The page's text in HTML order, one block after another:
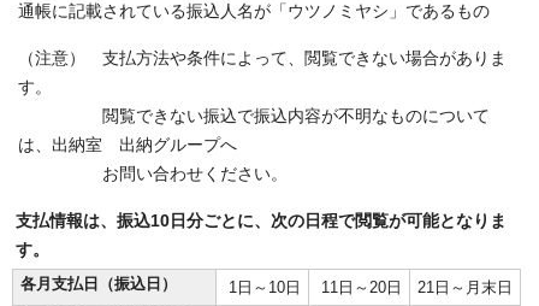
通帳に記載されている振込人名が「ウツノミヤシ」であるもの
（注意） 支払方法や条件によって、閲覧できない場合がありま
す。
閲覧できない振込で振込内容が不明なものについて
は、出納室 出納グループへ
お問い合わせください。
支払情報は、振込10日分ごとに、次の日程で閲覧が可能となりま
す。
各月支払日（振込日）
1日～10日 11日～20日
21日～月末日